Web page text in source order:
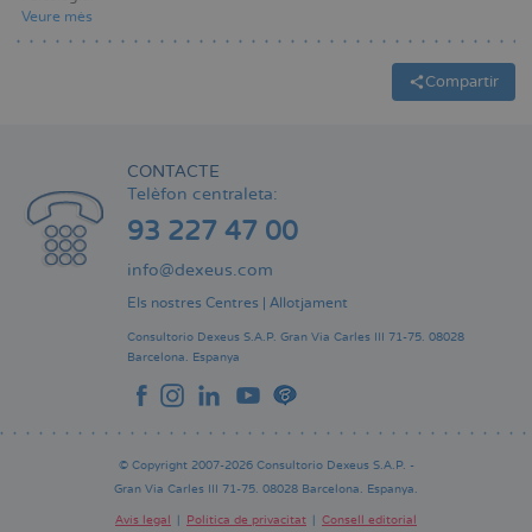
Veure mès
Compartir
CONTACTE
Telèfon centraleta:
93 227 47 00
info@dexeus.com
Els nostres Centres Allotjament
Consultorio Dexeus S.A.P. Gran Via Carles III 71-75. 08028
Barcelona. Espanya
© Copyright 2007-2026 Consultorio Dexeus S.A.P. -
Gran Via Carles III 71-75. 08028 Barcelona. Espanya.
Avís legal Política de privacitat Consell editorial